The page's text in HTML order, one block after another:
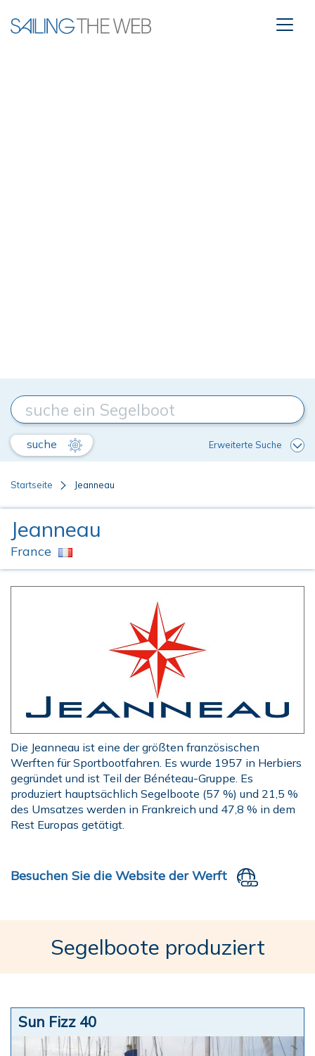
suche Erweiterte Suche
Startseite Jeanneau
Jeanneau
France
Die Jeanneau ist eine der größten französischen
Werften für Sportbootfahren. Es wurde 1957 in Herbiers
gegründet und ist Teil der Bénéteau-Gruppe. Es
produziert hauptsächlich Segelboote (57 %) und 21,5 %
des Umsatzes werden in Frankreich und 47,8 % in dem
Rest Europas getätigt.
Besuchen Sie die Website der Werft
Segelboote produziert
Sun Fizz 40